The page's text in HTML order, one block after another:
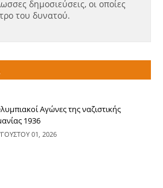
δημοσιεύσεις, οι οποίες
του δυνατού.
Αγώνες της ναζιστικής
1936
01, 2026